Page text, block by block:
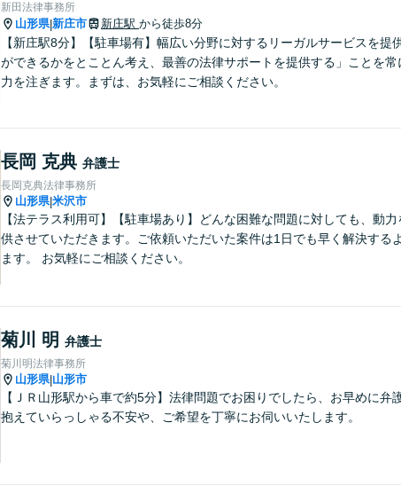
新田法律事務所
山形県|新庄市 新庄駅 から徒歩8分
【新庄駅8分】【駐車場有】幅広い分野に対するリーガルサービスを
ができるかをとことん考え、最善の法律サポートを提供する」ことを
力を注ぎます。まずは、お気軽にご相談ください。
長岡 克典 弁護士
長岡克典法律事務所
山形県|米沢市
【法テラス利用可】【駐車場あり】どんな困難な問題に対しても、動
供させていただきます。ご依頼いただいた案件は1日でも早く解決する
ます。 お気軽にご相談ください。
菊川 明 弁護士
菊川明法律事務所
山形県|山形市
【ＪＲ山形駅から車で約5分】法律問題でお困りでしたら、お早めに
抱えていらっしゃる不安や、ご希望を丁寧にお伺いいたします。